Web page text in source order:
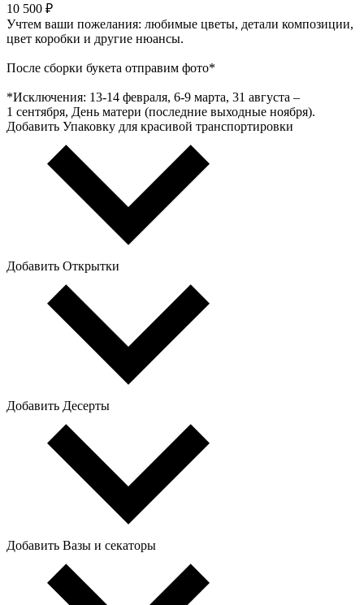
10 500 ₽
Учтем ваши пожелания: любимые цветы, детали композиции,
цвет коробки и другие нюансы.
После сборки букета отправим фото*
*Исключения: 13‑14 февраля, 6‑9 марта, 31 августа –
1 сентября, День матери (последние выходные ноября).
Добавить Упаковку для красивой транспортировки
Добавить Открытки
Добавить Десерты
Добавить Вазы и секаторы